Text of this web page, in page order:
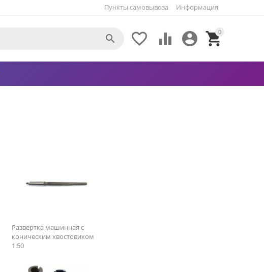
Пункты самовывоза Информация
0


 

Развертка машинная с
коническим хвостовиком
1:50